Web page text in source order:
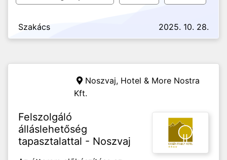
Szakács 2025. 10. 28.
Noszvaj, Hotel & More Nostra
Kft.
Felszolgáló
álláslehetőség
tapasztalattal - Noszvaj